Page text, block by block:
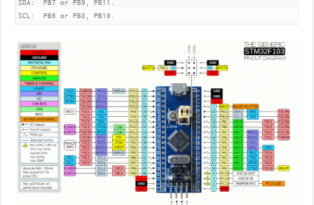
SDA:  PB7 or PB9, PB11.
SCL:  PB6 or PB8, PB10.